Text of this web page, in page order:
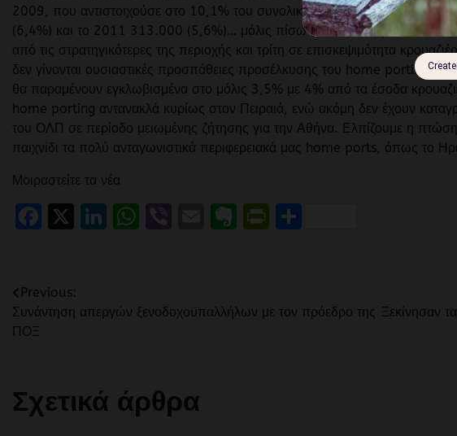
2009, που αντιστοιχούσε στο 10,1% του συνολικού Ευρωπαϊκού home
(6,4%) και το 2011 313.000 (5,6%)… μόλις πίσω από την Γερμανία! Το
από τις στρατηγικότερες της περιοχής και τρίτη σε επισκεψιμότητα
δεν γίνονται ουσιαστικές προσπάθειες προσέλκυσης του home porting,
θα παραμένουν εγκλωβισμένα στο μόλις 3,5% με 4% από τα έσοδα
home porting αντανακλά κυρίως στον Πειραιά, ενώ ακόμη δεν έχουν
του ΟΛΠ σε περίοδο μειωμένης ζήτησης για την Αθήνα. Ελπίζουμε η
παιχνίδι τα πολύ ανταγωνιστικά περιφερειακά μας home ports, όπως το
Μοιραστείτε τα νέα
Facebook
X LinkedIn
WhatsApp
ViberEmailEvernote
PrintFriendly
Πλοήγηση
άρθρων
Previous:
Συνάντηση απεργών ξενοδοχοϋπαλλήλων με τον πρόεδρο της
ΠΟΞ
Ξεκίνησαν
Σχετικά άρθρα